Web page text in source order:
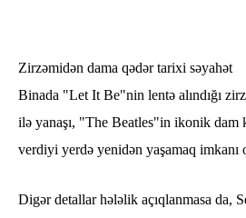
Zirzəmidən dama qədər tarixi səyahət
​Binada "Let It Be"nin lentə alındığı
ilə yanaşı, "The Beatles"in ikonik dam
verdiyi yerdə yenidən yaşamaq imkanı
Digər detallar hələlik açıqlanmasa da,